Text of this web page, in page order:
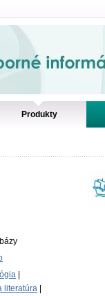
Online.
Produkty
literatúra